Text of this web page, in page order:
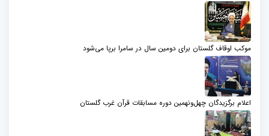
موکب اوقاف گلستان برای دومین سال در سامرا برپا می‌شود
اعلام برگزیدگان چهل‌ونهمین دوره مسابقات قرآن غرب گلستان